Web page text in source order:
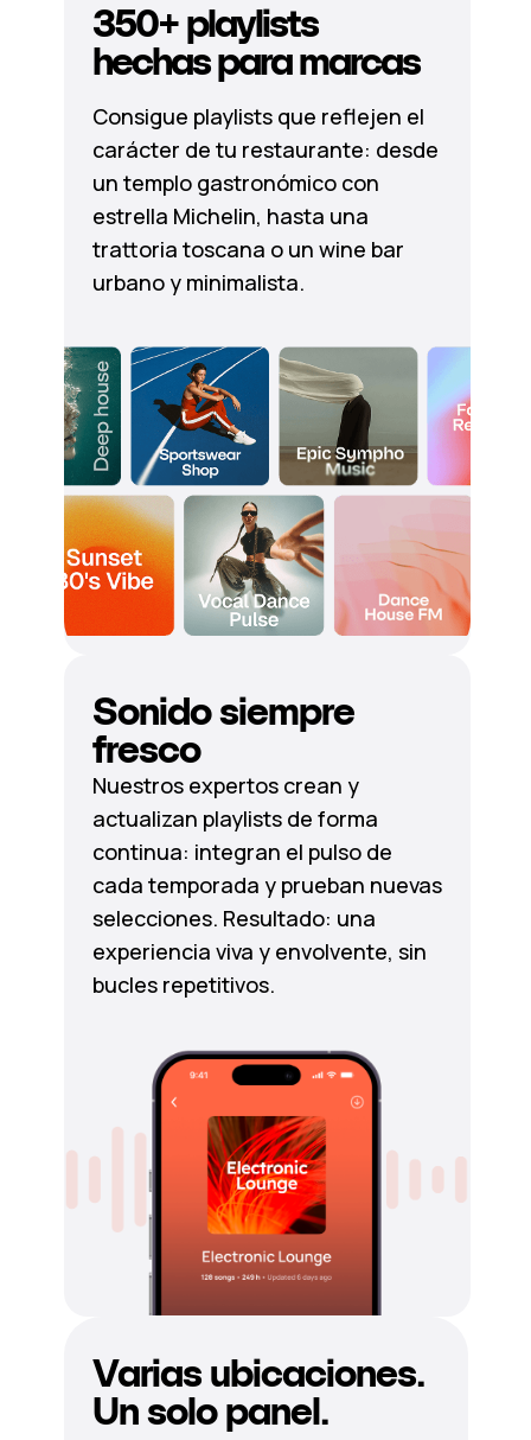
350+ playlists
hechas para marcas
Consigue playlists que reflejen el
carácter de tu restaurante: desde
un templo gastronómico con
estrella Michelin, hasta una
trattoria toscana o un wine bar
urbano y minimalista.
Sonido siempre
fresco
Nuestros expertos crean y
actualizan playlists de forma
continua: integran el pulso de
cada temporada y prueban nuevas
selecciones. Resultado: una
experiencia viva y envolvente, sin
bucles repetitivos.
Varias ubicaciones.
Un solo panel.